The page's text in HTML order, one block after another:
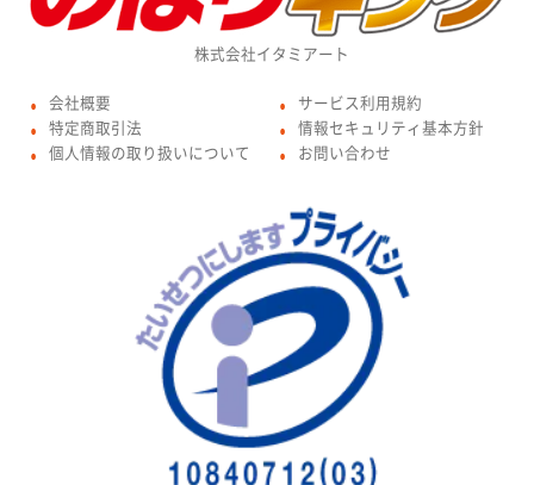
株式会社イタミアート
● 会社概要
● 特定商取引法
● 個人情報の取り扱いについて
● サービス利用規約
● 情報セキュリティ基本方針
● お問い合わせ